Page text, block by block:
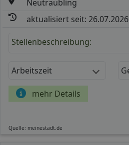
Neutraubling
aktualisiert seit: 26.07.2026
Stellenbeschreibung:
Arbeitszeit
mehr Details
Quelle: meinestadt.de